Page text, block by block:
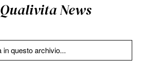
Qualivita News